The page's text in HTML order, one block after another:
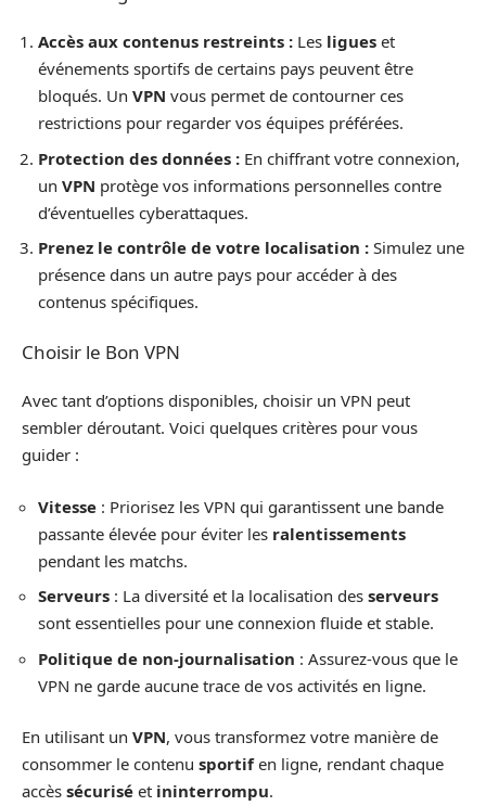
Accès aux contenus restreints : Les ligues et
événements sportifs de certains pays peuvent être
bloqués. Un VPN vous permet de contourner ces
restrictions pour regarder vos équipes préférées.
Protection des données : En chiffrant votre connexion,
un VPN protège vos informations personnelles contre
d’éventuelles cyberattaques.
Prenez le contrôle de votre localisation : Simulez une
présence dans un autre pays pour accéder à des
contenus spécifiques.
Choisir le Bon VPN
Avec tant d’options disponibles, choisir un VPN peut
sembler déroutant. Voici quelques critères pour vous
guider :
Vitesse : Priorisez les VPN qui garantissent une bande
passante élevée pour éviter les ralentissements
pendant les matchs.
Serveurs : La diversité et la localisation des serveurs
sont essentielles pour une connexion fluide et stable.
Politique de non-journalisation : Assurez-vous que le
VPN ne garde aucune trace de vos activités en ligne.
En utilisant un VPN, vous transformez votre manière de
consommer le contenu sportifen ligne, rendant chaque
accès sécurisé et ininterrompu.